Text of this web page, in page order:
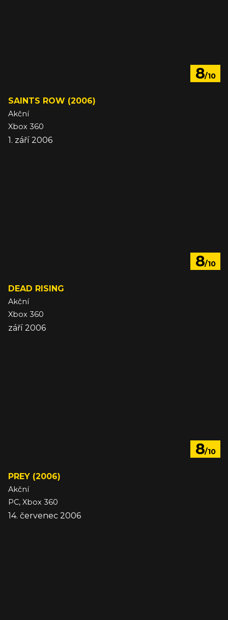
8/10
SAINTS ROW (2006)
Akční
Xbox 360
1. září 2006
8/10
DEAD RISING
Akční
Xbox 360
září 2006
8/10
PREY (2006)
Akční
PC, Xbox 360
14. červenec 2006